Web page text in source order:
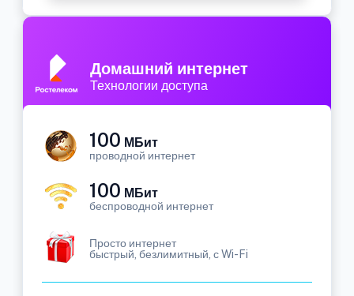
Домашний интернет
Технологии доступа
100 МБит
проводной интернет
100 МБит
беспроводной интернет
Просто интернет
быстрый, безлимитный, с Wi-Fi